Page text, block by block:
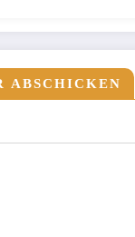
ABSCHICKEN